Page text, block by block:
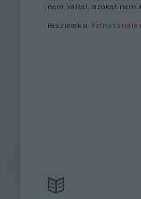
nem vállal, azokat nem
Részletek a